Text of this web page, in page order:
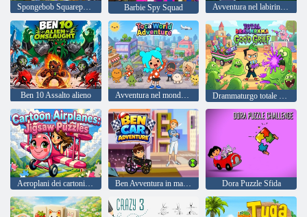
Spongebob Squarepants avventure sull'isola dei mostri Barbie Spy Squad Avventura nel labirinto di Wolfoo
Ben 10 Assalto alieno Avventura nel mondo di Toca Drammaturgo totale Goo'd Grief
Ben Avventura in macchina Dora Puzzle Sfida